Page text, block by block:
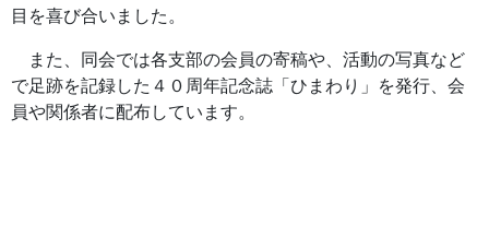
目を喜び合いました。
また、同会では各支部の会員の寄稿や、活動の写真など
で足跡を記録した４０周年記念誌「ひまわり」を発行、会
員や関係者に配布しています。